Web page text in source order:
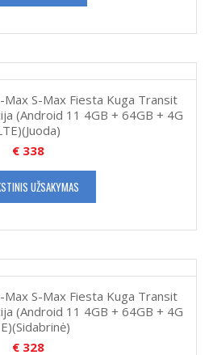
Max S-Max Fiesta Kuga Transit
(Android 11 4GB + 64GB + 4G
€ 338
UŽSAKYMAS
Max S-Max Fiesta Kuga Transit
(Android 11 4GB + 64GB + 4G
€ 328